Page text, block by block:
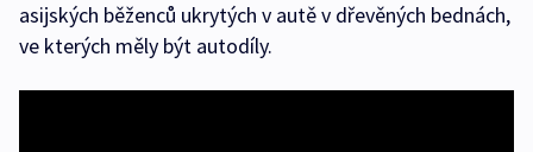
asijských běženců ukrytých v autě v dřevěných bednách,
ve kterých měly být autodíly.